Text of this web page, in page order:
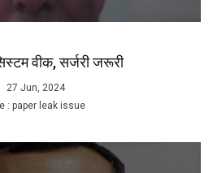
वीक, सर्जरी जरूरी
27 Jun, 2024
: paper leak issue